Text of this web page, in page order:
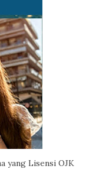
yang Lisensi OJK